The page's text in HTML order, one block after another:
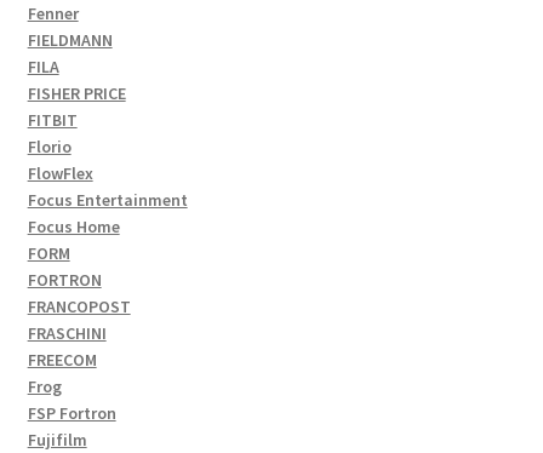
Fenner
FIELDMANN
FILA
FISHER PRICE
FITBIT
Florio
FlowFlex
Focus Entertainment
Focus Home
FORM
FORTRON
FRANCOPOST
FRASCHINI
FREECOM
Frog
FSP Fortron
Fujifilm